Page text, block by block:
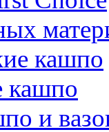
кашпо
кашпо
и